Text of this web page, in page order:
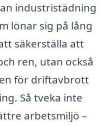
industristädning
lönar sig på lång
säkerställa att
ren, utan också
för driftavbrott
Så tveka inte
arbetsmiljö –